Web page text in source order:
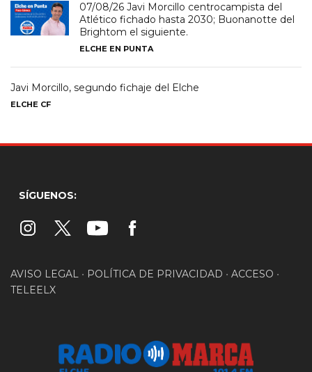
07/08/26 Javi Morcillo centrocampista del
Atlético fichado hasta 2030; Buonanotte del
Brightom el siguiente.
ELCHE EN PUNTA
Javi Morcillo, segundo fichaje del Elche
ELCHE CF
SÍGUENOS:
AVISO LEGAL • POLÍTICA DE PRIVACIDAD • ACCESO •
TELEELX